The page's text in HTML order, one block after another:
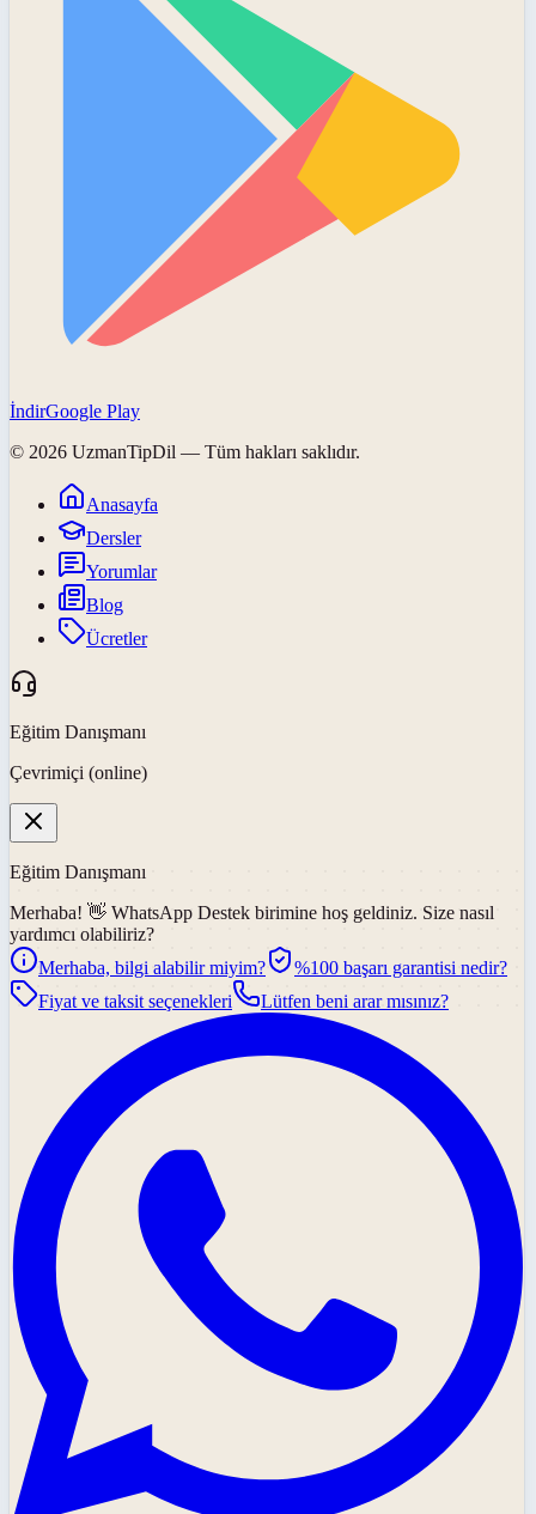
İndirGoogle Play
© 2026 UzmanTipDil — Tüm hakları saklıdır.
Anasayfa
Dersler
Yorumlar
Blog
Ücretler
Eğitim Danışmanı
Çevrimiçi (online)
Eğitim Danışmanı
Merhaba! 👋 WhatsApp Destek birimine hoş geldiniz. Size nasıl
yardımcı olabiliriz?
Merhaba, bilgi alabilir miyim?
%100 başarı garantisi nedir?
Fiyat ve taksit seçenekleri
Lütfen beni arar mısınız?